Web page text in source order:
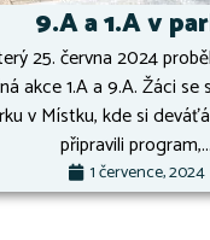
9.A a 1.A v
25. června 2024
akce 1.A a 9.A. Žáci se
v Místku, kde si
připravili program,...
1 července, 2024